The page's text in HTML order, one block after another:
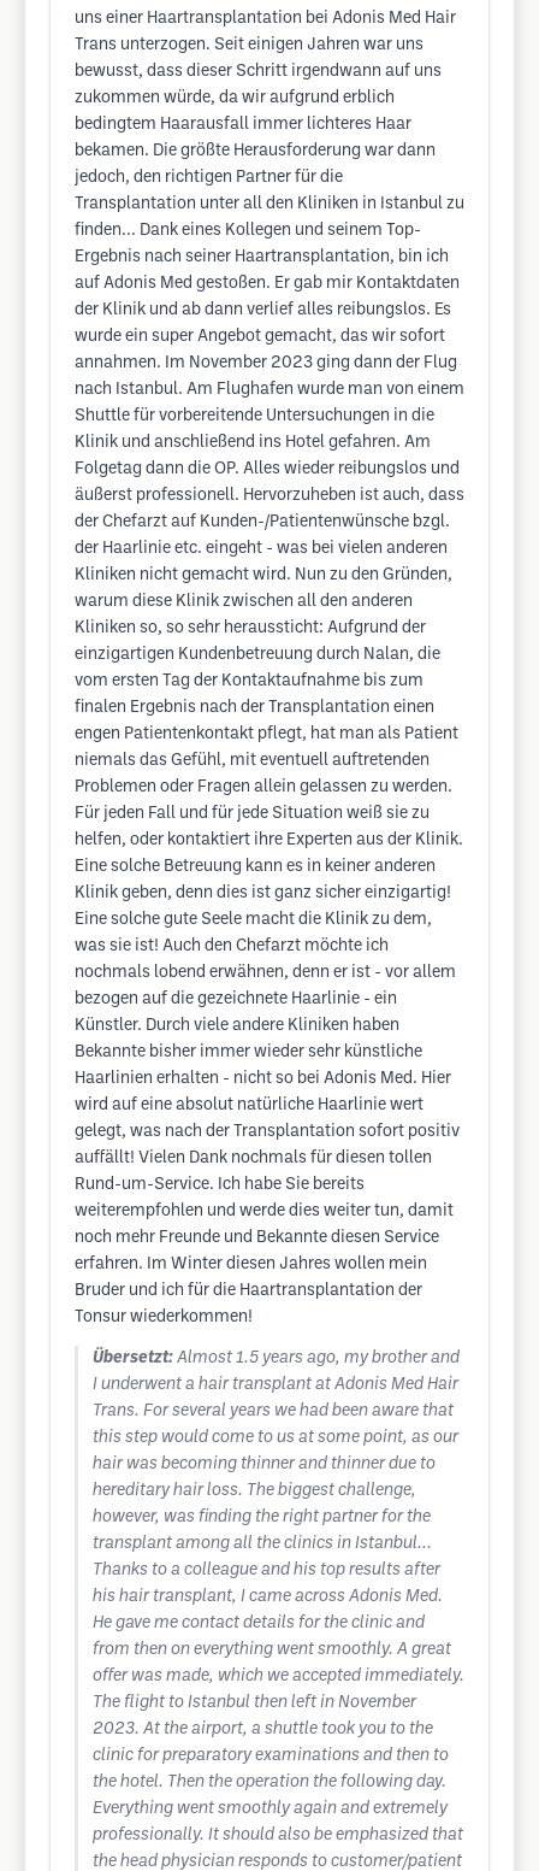
uns einer Haartransplantation bei Adonis Med Hair
Trans unterzogen. Seit einigen Jahren war uns
bewusst, dass dieser Schritt irgendwann auf uns
zukommen würde, da wir aufgrund erblich
bedingtem Haarausfall immer lichteres Haar
bekamen. Die größte Herausforderung war dann
jedoch, den richtigen Partner für die
Transplantation unter all den Kliniken in Istanbul zu
finden... Dank eines Kollegen und seinem Top-
Ergebnis nach seiner Haartransplantation, bin ich
auf Adonis Med gestoßen. Er gab mir Kontaktdaten
der Klinik und ab dann verlief alles reibungslos. Es
wurde ein super Angebot gemacht, das wir sofort
annahmen. Im November 2023 ging dann der Flug
nach Istanbul. Am Flughafen wurde man von einem
Shuttle für vorbereitende Untersuchungen in die
Klinik und anschließend ins Hotel gefahren. Am
Folgetag dann die OP. Alles wieder reibungslos und
äußerst professionell. Hervorzuheben ist auch, dass
der Chefarzt auf Kunden-/Patientenwünsche bzgl.
der Haarlinie etc. eingeht - was bei vielen anderen
Kliniken nicht gemacht wird. Nun zu den Gründen,
warum diese Klinik zwischen all den anderen
Kliniken so, so sehr heraussticht: Aufgrund der
einzigartigen Kundenbetreuung durch Nalan, die
vom ersten Tag der Kontaktaufnahme bis zum
finalen Ergebnis nach der Transplantation einen
engen Patientenkontakt pflegt, hat man als Patient
niemals das Gefühl, mit eventuell auftretenden
Problemen oder Fragen allein gelassen zu werden.
Für jeden Fall und für jede Situation weiß sie zu
helfen, oder kontaktiert ihre Experten aus der Klinik.
Eine solche Betreuung kann es in keiner anderen
Klinik geben, denn dies ist ganz sicher einzigartig!
Eine solche gute Seele macht die Klinik zu dem,
was sie ist! Auch den Chefarzt möchte ich
nochmals lobend erwähnen, denn er ist - vor allem
bezogen auf die gezeichnete Haarlinie - ein
Künstler. Durch viele andere Kliniken haben
Bekannte bisher immer wieder sehr künstliche
Haarlinien erhalten - nicht so bei Adonis Med. Hier
wird auf eine absolut natürliche Haarlinie wert
gelegt, was nach der Transplantation sofort positiv
auffällt! Vielen Dank nochmals für diesen tollen
Rund-um-Service. Ich habe Sie bereits
weiterempfohlen und werde dies weiter tun, damit
noch mehr Freunde und Bekannte diesen Service
erfahren. Im Winter diesen Jahres wollen mein
Bruder und ich für die Haartransplantation der
Tonsur wiederkommen!
Übersetzt: Almost 1.5 years ago, my brother and
I underwent a hair transplant at Adonis Med Hair
Trans. For several years we had been aware that
this step would come to us at some point, as our
hair was becoming thinner and thinner due to
hereditary hair loss. The biggest challenge,
however, was finding the right partner for the
transplant among all the clinics in Istanbul...
Thanks to a colleague and his top results after
his hair transplant, I came across Adonis Med.
He gave me contact details for the clinic and
from then on everything went smoothly. A great
offer was made, which we accepted immediately.
The flight to Istanbul then left in November
2023. At the airport, a shuttle took you to the
clinic for preparatory examinations and then to
the hotel. Then the operation the following day.
Everything went smoothly again and extremely
professionally. It should also be emphasized that
the head physician responds to customer/patient